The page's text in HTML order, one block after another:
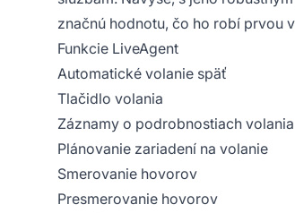
značnú hodnotu, čo ho robí prvou
Funkcie LiveAgent
Automatické volanie späť
Tlačidlo volania
Záznamy o podrobnostiach volania
Plánovanie zariadení na volanie
Smerovanie hovorov
Presmerovanie hovorov